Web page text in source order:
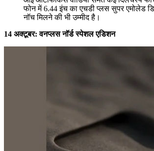
फोन में 6.44 इंच का एचडी प्लस सुपर एमोलेड
नॉच मिलने की भी उम्मीद है।
14 अक्टूबर: वनप्लस नॉर्ड स्पेशल एडिशन